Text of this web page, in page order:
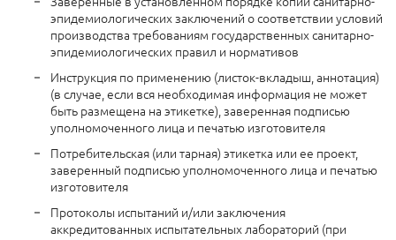
эпидемиологических заключений о соответствии условий
производства требованиям государственных санитарно-
эпидемиологических правил и нормативов
Инструкция по применению (листок-вкладыш, аннотация)
(в случае, если вся необходимая информация не может
быть размещена на этикетке), заверенная подписью
уполномоченного лица и печатью изготовителя
Потребительская (или тарная) этикетка или ее проект,
заверенный подписью уполномоченного лица и печатью
изготовителя
Протоколы испытаний и/или заключения
аккредитованных испытательных лабораторий (при